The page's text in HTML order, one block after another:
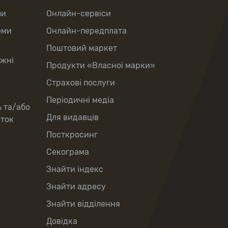
та/або
Онлайн-сервіси
Онлайн-передплата
Поштовий маркет
Продукти «Власної марки»
Страхові послуги
Періодичні медіа
Для видавців
Посткросинг
Секограма
Знайти індекс
Знайти адресу
Знайти відділення
Довідка